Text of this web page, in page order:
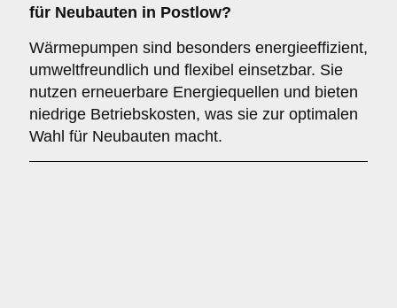
für Neubauten in Postlow?
Wärmepumpen sind besonders energieeffizient,
umweltfreundlich und flexibel einsetzbar. Sie
nutzen erneuerbare Energiequellen und bieten
niedrige Betriebskosten, was sie zur optimalen
Wahl für Neubauten macht.